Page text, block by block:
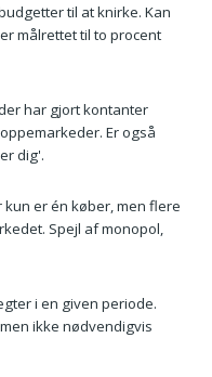
til at knirke. Kan
målrettet til to procent
har gjort kontanter
Er også
dig'.
kun er én køber, men flere
Spejl af monopol,
i en given periode.
ikke nødvendigvis